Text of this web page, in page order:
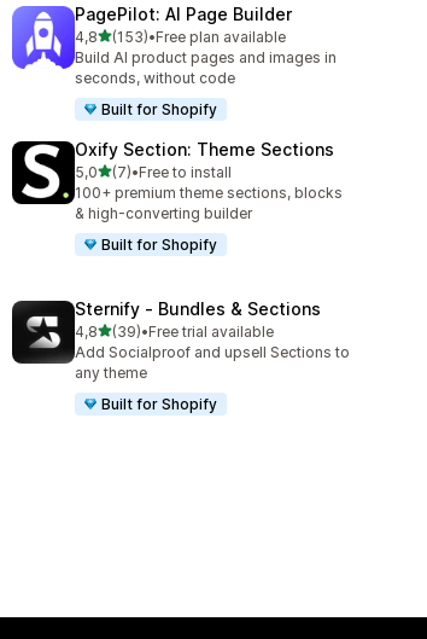
PagePilot: AI Page Builder
4,8av 5 stjerner
(153)
Totalt 153 omtaler
•Free plan available
Build AI product pages and images in
seconds, without code
Built for Shopify
Oxify Section: Theme Sections
5,0av 5 stjerner
(7)
Totalt 7 omtaler
•Free to install
100+ premium theme sections, blocks
& high-converting builder
Built for Shopify
Sternify ‑ Bundles & Sections
4,8av 5 stjerner
(39)
Totalt 39 omtaler
•Free trial available
Add Socialproof and upsell Sections to
any theme
Built for Shopify